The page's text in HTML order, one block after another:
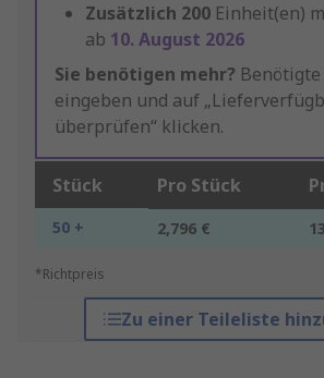
Zusätzlich 200 Einheit(en)
ab 10. August 2026
Sie benötigen mehr?
eingeben und auf
überprüfen“ klicken.
Stück Pro Stück
50 + 2,796 €
*Richtpreis
Zu einer Teileliste